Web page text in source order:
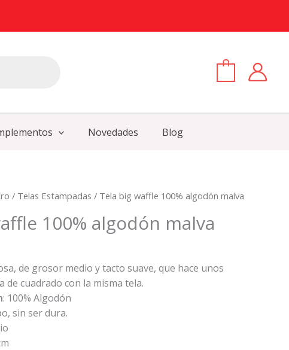
Novedades Blog
/ Telas Estampadas / Tela big waffle 100% algodón malva
100% algodón malva
de grosor medio y tacto suave, que hace unos
de cuadrado con la misma tela.
: 100% Algodón
sin ser dura.